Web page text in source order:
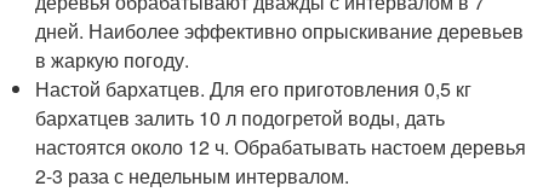
дней. Наиболее эффективно опрыскивание деревьев
в жаркую погоду.
Настой бархатцев. Для его приготовления 0,5 кг
бархатцев залить 10 л подогретой воды, дать
настоятся около 12 ч. Обрабатывать настоем деревья
2-3 раза с недельным интервалом.